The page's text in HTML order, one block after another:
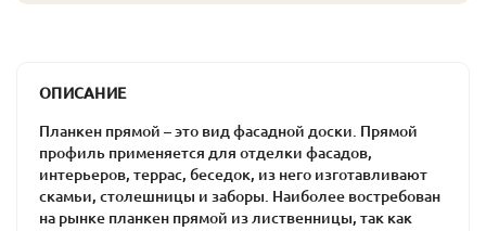
ОПИСАНИЕ
Планкен прямой – это вид фасадной доски. Прямой
профиль применяется для отделки фасадов,
интерьеров, террас, беседок, из него изготавливают
скамьи, столешницы и заборы. Наиболее востребован
на рынке планкен прямой из лиственницы, так как